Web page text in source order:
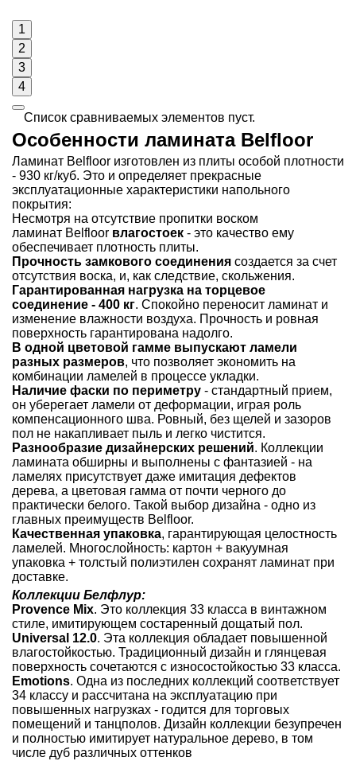
1
2
3
4
Список сравниваемых элементов пуст.
Особенности ламината Belfloor
Ламинат Belfloor изготовлен из плиты особой плотности
- 930 кг/куб. Это и определяет прекрасные
эксплуатационные характеристики напольного
покрытия:
Несмотря на отсутствие пропитки воском
ламинат Belfloor влагостоек - это качество ему
обеспечивает плотность плиты.
Прочность замкового соединения создается за счет
отсутствия воска, и, как следствие, скольжения.
Гарантированная нагрузка на торцевое
соединение - 400 кг. Спокойно переносит ламинат и
изменение влажности воздуха. Прочность и ровная
поверхность гарантирована надолго.
В одной цветовой гамме выпускают ламели
разных размеров, что позволяет экономить на
комбинации ламелей в процессе укладки.
Наличие фаски по периметру - стандартный прием,
он уберегает ламели от деформации, играя роль
компенсационного шва. Ровный, без щелей и зазоров
пол не накапливает пыль и легко чистится.
Разнообразие дизайнерских решений. Коллекции
ламината обширны и выполнены с фантазией - на
ламелях присутствует даже имитация дефектов
дерева, а цветовая гамма от почти черного до
практически белого. Такой выбор дизайна - одно из
главных преимуществ Belfloor.
Качественная упаковка, гарантирующая целостность
ламелей. Многослойность: картон + вакуумная
упаковка + толстый полиэтилен сохранят ламинат при
доставке.
Коллекции Белфлур:
Provence Mix. Это коллекция 33 класса в винтажном
стиле, имитирующем состаренный дощатый пол.
Universal 12.0. Эта коллекция обладает повышенной
влагостойкостью. Традиционный дизайн и глянцевая
поверхность сочетаются с износостойкостью 33 класса.
Emotions. Одна из последних коллекций соответствует
34 классу и рассчитана на эксплуатацию при
повышенных нагрузках - годится для торговых
помещений и танцполов. Дизайн коллекции безупречен
и полностью имитирует натуральное дерево, в том
числе дуб различных оттенков